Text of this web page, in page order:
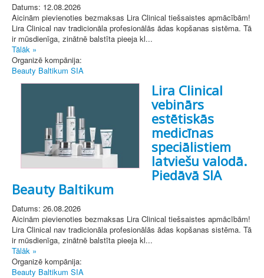
Datums: 12.08.2026
Aicinām pievienoties bezmaksas Lira Clinical tiešsaistes apmācībām!
Lira Clinical nav tradicionāla profesionālās ādas kopšanas sistēma. Tā
ir mūsdienīga, zinātnē balstīta pieeja kl...
Tālāk »
Organizē kompānija:
Beauty Baltikum SIA
Lira Clinical
vebinārs
estētiskās
medicīnas
speciālistiem
latviešu valodā.
Piedāvā SIA
Beauty Baltikum
Datums: 26.08.2026
Aicinām pievienoties bezmaksas Lira Clinical tiešsaistes apmācībām!
Lira Clinical nav tradicionāla profesionālās ādas kopšanas sistēma. Tā
ir mūsdienīga, zinātnē balstīta pieeja kl...
Tālāk »
Organizē kompānija:
Beauty Baltikum SIA